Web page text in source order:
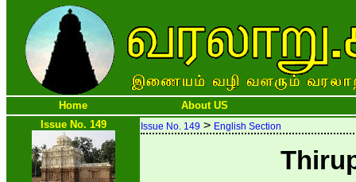
Home
About US
Issue No. 149
Issue No. 149 > English Section